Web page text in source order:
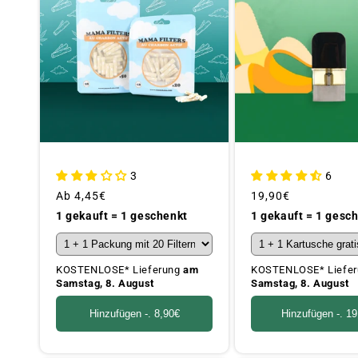
3
Üblicher
Preis
Ab 4,45€
1 gekauft = 1 geschenkt
KOSTENLOSE* Lieferungam
Samstag, 8. August
Hinzufügen -. 8,90€
6
Üblicher
Preis
19,90€
1 gekauft = 1
KOSTENLOSE*
Samstag, 8. August
Hinzufügen -.